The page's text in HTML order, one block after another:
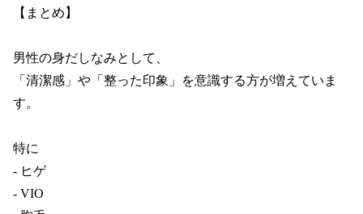
【まとめ】
男性の身だしなみとして、
「清潔感」や「整った印象」を意識する方が増えていま
す。
特に
- ヒゲ
- VIO